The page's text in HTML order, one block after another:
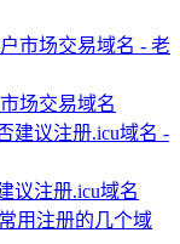
场交易域名
议注册.icu域名